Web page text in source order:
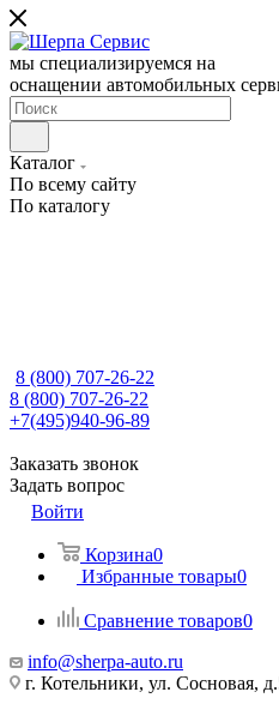
мы специализируемся на
оснащении автомобильных
Каталог
По всему сайту
По каталогу
8 (800) 707-26-22
8 (800) 707-26-22
+7(495)940-96-89
Заказать звонок
Задать вопрос
Войти
Корзина0
Избранные товары0
Сравнение товаров0
info@sherpa-auto.ru
г. Котельники, ул. Сосновая,